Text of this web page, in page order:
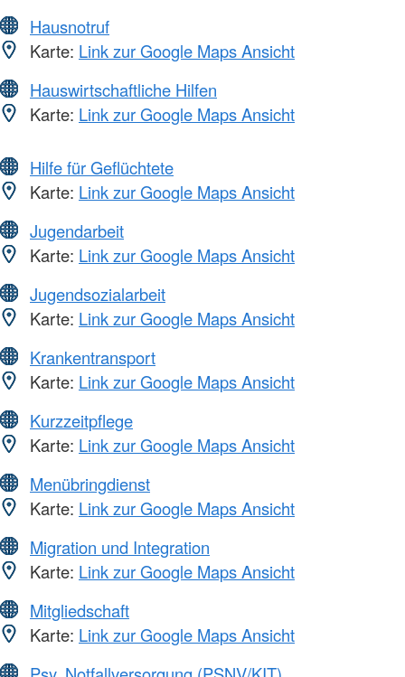
Hausnotruf
Karte: Link zur Google Maps Ansicht
Hauswirtschaftliche Hilfen
Karte: Link zur Google Maps Ansicht
Hilfe für Geflüchtete
Karte: Link zur Google Maps Ansicht
Jugendarbeit
Karte: Link zur Google Maps Ansicht
Jugendsozialarbeit
Karte: Link zur Google Maps Ansicht
Krankentransport
Karte: Link zur Google Maps Ansicht
Kurzzeitpflege
Karte: Link zur Google Maps Ansicht
Menübringdienst
Karte: Link zur Google Maps Ansicht
Migration und Integration
Karte: Link zur Google Maps Ansicht
Mitgliedschaft
Karte: Link zur Google Maps Ansicht